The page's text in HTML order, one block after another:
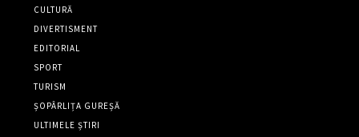
CULTURĂ
DIVERTISMENT
EDITORIAL
SPORT
TURISM
ȘOPÂRLIȚA GUREȘĂ
ULTIMELE ȘTIRI